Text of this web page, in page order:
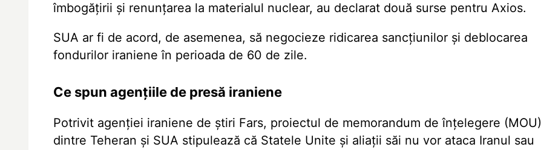
îmbogățirii și renunțarea la materialul nuclear, au declarat două surse pentru Axios.
SUA ar fi de acord, de asemenea, să negocieze ridicarea sancțiunilor și deblocarea
fondurilor iraniene în perioada de 60 de zile.
Ce spun agențiile de presă iraniene
Potrivit agenției iraniene de știri Fars, proiectul de memorandum de înțelegere (MOU)
dintre Teheran și SUA stipulează că Statele Unite și aliații săi nu vor ataca Iranul sau